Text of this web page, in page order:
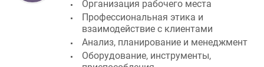
взаимодействие с клиентами
Анализ, планирование и менеджмент
Оборудование, инструменты,
приспособления
Расходные материалы и